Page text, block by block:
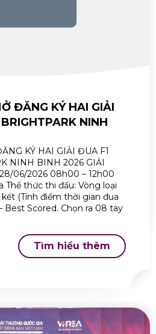
ĐĂNG KÝ HAI GIẢI
NINH
KÝ HAI GIẢI ĐUA F1
NINH BINH 2026 GIẢI
06/2026 08h00 – 12h00
Thể thức thi đấu: Vòng loại
(Tính điểm thời gian đua
Best Scored. Chọn ra 08 tay
Tìm hiểu thêm